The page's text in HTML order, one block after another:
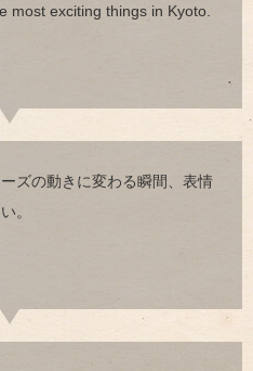
most exciting things in Kyoto.
ズの動きに変わる瞬間、表情
。